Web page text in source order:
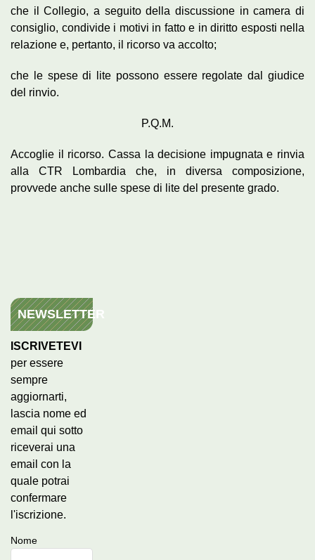
che il Collegio, a seguito della discussione in camera di
consiglio, condivide i motivi in fatto e in diritto esposti nella
relazione e, pertanto, il ricorso va accolto;
che le spese di lite possono essere regolate dal giudice
del rinvio.
P.Q.M.
Accoglie il ricorso. Cassa la decisione impugnata e rinvia
alla CTR Lombardia che, in diversa composizione,
provvede anche sulle spese di lite del presente grado.
NEWSLETTER
ISCRIVETEVI
per essere
sempre
aggiornarti,
lascia nome ed
email qui sotto
riceverai una
email con la
quale potrai
confermare
l'iscrizione.
Nome